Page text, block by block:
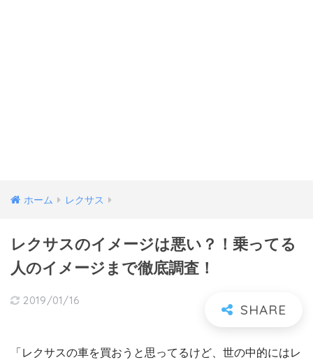
ホーム レクサス
レクサスのイメージは悪い？！乗ってる
人のイメージまで徹底調査！
2019/01/16
「レクサスの車を買おうと思ってるけど、世の中的にはレ